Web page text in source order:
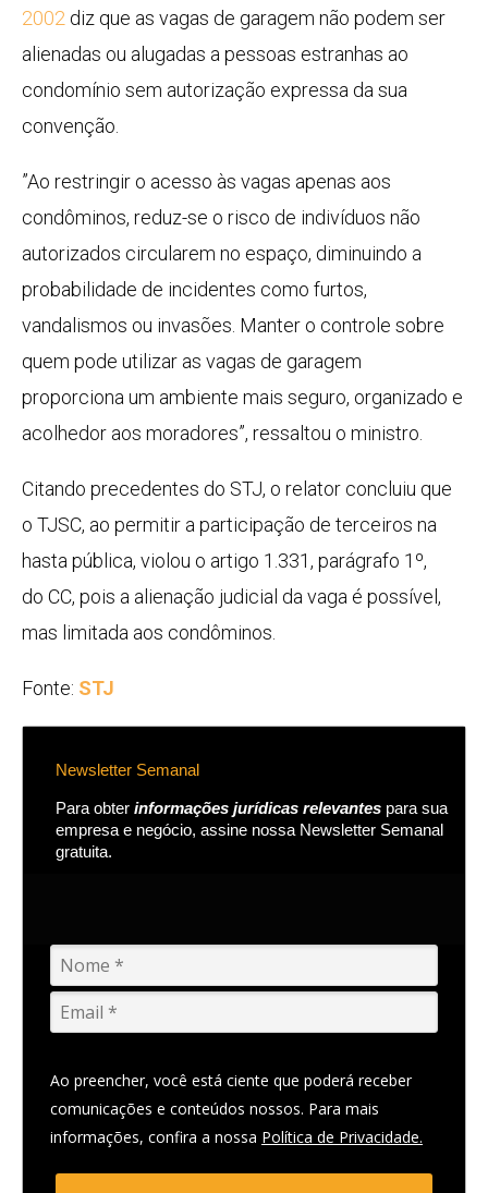
2002 diz que as vagas de garagem não podem ser
alienadas ou alugadas a pessoas estranhas ao
condomínio sem autorização expressa da sua
convenção.
”Ao restringir o acesso às vagas apenas aos
condôminos, reduz-se o risco de indivíduos não
autorizados circularem no espaço, diminuindo a
probabilidade de incidentes como furtos,
vandalismos ou invasões. Manter o controle sobre
quem pode utilizar as vagas de garagem
proporciona um ambiente mais seguro, organizado e
acolhedor aos moradores”, ressaltou o ministro.
Citando precedentes do STJ, o relator concluiu que
o TJSC, ao permitir a participação de terceiros na
hasta pública, violou o artigo 1.331, parágrafo 1º,
do CC, pois a alienação judicial da vaga é possível,
mas limitada aos condôminos.
Fonte: STJ
Newsletter Semanal
Para obter informações jurídicas relevantes para sua
empresa e negócio, assine nossa Newsletter Semanal
gratuita.
Ao preencher, você está ciente que poderá receber
comunicações e conteúdos nossos. Para mais
informações, confira a nossa Política de Privacidade.